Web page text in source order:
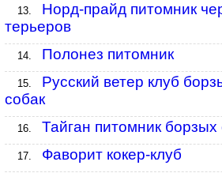
13.
Норд-прайд питомник
терьеров
14. Полонез питомник
15.
Русский ветер клуб
собак
16. Тайган питомник борзых
17. Фаворит кокер-клуб